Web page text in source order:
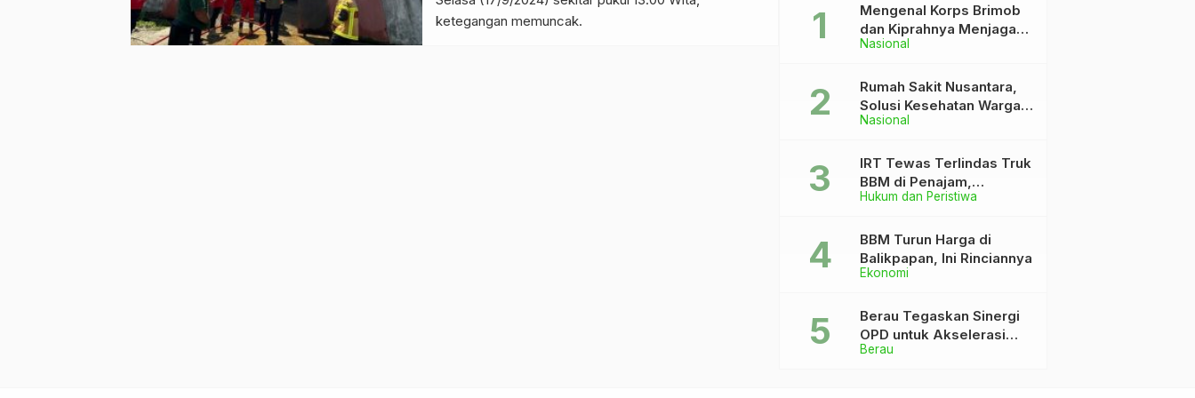
ketegangan memuncak.
Nasional
Mengenal Korps Brimob
dan Kiprahnya Menjaga
Keutuhan NKRI
Nasional
Rumah Sakit Nusantara,
Solusi Kesehatan Warga
Dekat IKN
Hukum dan Peristiwa
IRT Tewas Terlindas Truk
BBM di Penajam,
Anaknya Patah Kaki
Ekonomi
BBM Turun Harga di
Balikpapan, Ini Rinciannya
Berau
Berau Tegaskan Sinergi
OPD untuk Akselerasi
Pembangunan